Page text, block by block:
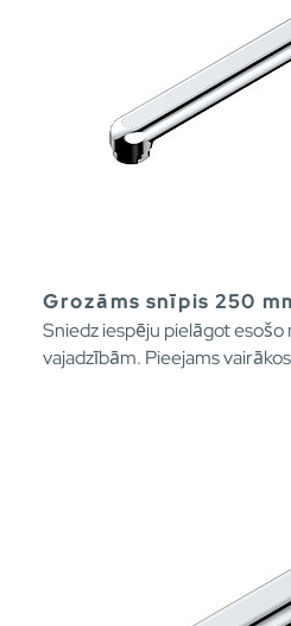
Grozāms snīpis 250
Sniedz iespēju pielāgot esošo
vajadzībām. Pieejams